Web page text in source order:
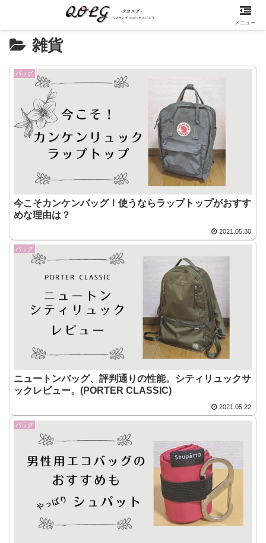
雑貨
バッグ
今こそカンケンバッグ！使うならラップトップがおすす
めな理由は？
2021.05.30
バッグ
ニュートンバッグ、評判通りの性能。シティリュックサ
ックレビュー。(PORTER CLASSIC)
2021.05.22
バッグ
メニュー